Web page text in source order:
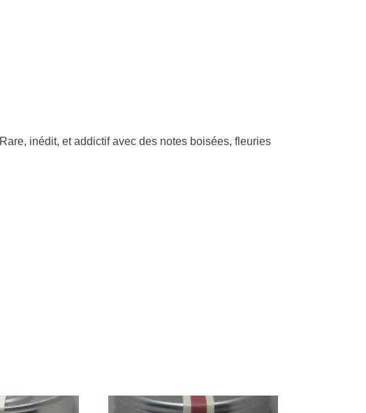
inédit, et addictif avec des notes boisées, fleuries